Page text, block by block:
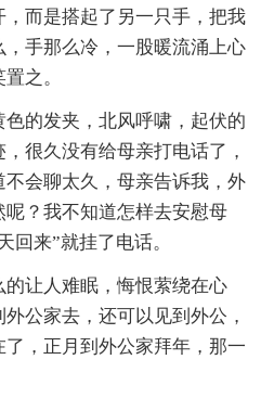
而是搭起了另一只手，把我
手那么冷，一股暖流涌上心
之。
的发夹，北风呼啸，起伏的
很久没有给母亲打电话了，
会聊太久，母亲告诉我，外
？我不知道怎样去安慰母
回来”就挂了电话。
让人难眠，悔恨萦绕在心
公家去，还可以见到外公，
，正月到外公家拜年，那一